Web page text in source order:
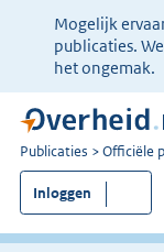
Ter
informatie:
Mogelijk
publicaties.
het ongemak.
U
bent
nu
hier:
Publicaties Officiële
Inloggen